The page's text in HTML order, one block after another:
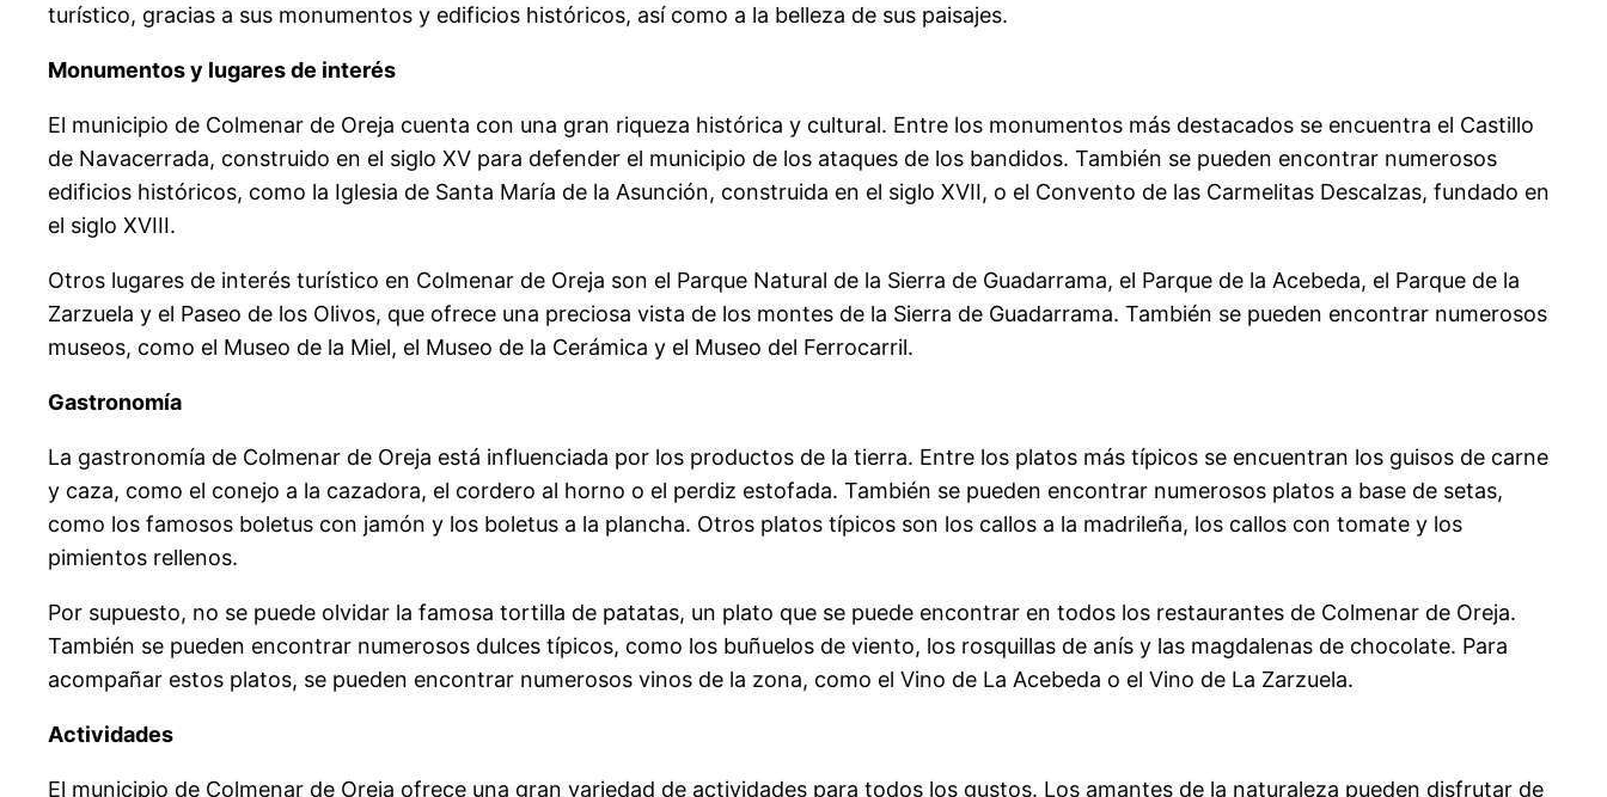
turístico, gracias a sus monumentos y edificios históricos, así como a la belleza de sus paisajes.
Monumentos y lugares de interés
El municipio de Colmenar de Oreja cuenta con una gran riqueza histórica y cultural. Entre los monumentos más destacados se encuentra el Castillo
de Navacerrada, construido en el siglo XV para defender el municipio de los ataques de los bandidos. También se pueden encontrar numerosos
edificios históricos, como la Iglesia de Santa María de la Asunción, construida en el siglo XVII, o el Convento de las Carmelitas Descalzas, fundado en
el siglo XVIII.
Otros lugares de interés turístico en Colmenar de Oreja son el Parque Natural de la Sierra de Guadarrama, el Parque de la Acebeda, el Parque de la
Zarzuela y el Paseo de los Olivos, que ofrece una preciosa vista de los montes de la Sierra de Guadarrama. También se pueden encontrar numerosos
museos, como el Museo de la Miel, el Museo de la Cerámica y el Museo del Ferrocarril.
Gastronomía
La gastronomía de Colmenar de Oreja está influenciada por los productos de la tierra. Entre los platos más típicos se encuentran los guisos de carne
y caza, como el conejo a la cazadora, el cordero al horno o el perdiz estofada. También se pueden encontrar numerosos platos a base de setas,
como los famosos boletus con jamón y los boletus a la plancha. Otros platos típicos son los callos a la madrileña, los callos con tomate y los
pimientos rellenos.
Por supuesto, no se puede olvidar la famosa tortilla de patatas, un plato que se puede encontrar en todos los restaurantes de Colmenar de Oreja.
También se pueden encontrar numerosos dulces típicos, como los buñuelos de viento, los rosquillas de anís y las magdalenas de chocolate. Para
acompañar estos platos, se pueden encontrar numerosos vinos de la zona, como el Vino de La Acebeda o el Vino de La Zarzuela.
Actividades
El municipio de Colmenar de Oreja ofrece una gran variedad de actividades para todos los gustos. Los amantes de la naturaleza pueden disfrutar de